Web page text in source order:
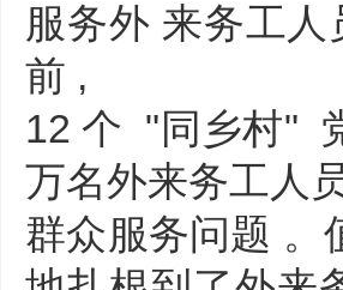
服务外 来务工
前 ,
12 个 "同乡村"
万名外来务工人
群众服务问题